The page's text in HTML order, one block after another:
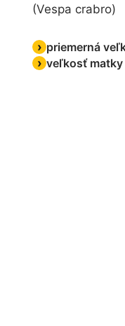
(Vespa crabro)
priemerná
veľkosť